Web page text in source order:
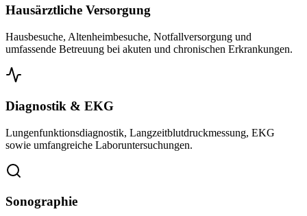
Hausärztliche Versorgung
Hausbesuche, Altenheimbesuche, Notfallversorgung und
umfassende Betreuung bei akuten und chronischen Erkrankungen.
Diagnostik & EKG
Lungenfunktionsdiagnostik, Langzeitblutdruckmessung, EKG
sowie umfangreiche Laboruntersuchungen.
Sonographie